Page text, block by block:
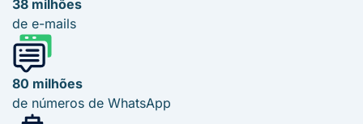
38 milhões
de e-mails
80 milhões
de números de WhatsApp